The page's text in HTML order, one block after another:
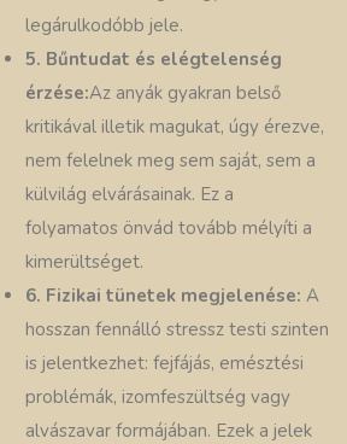
legárulkodóbb jele.
5. Bűntudat és elégtelenség
érzése:Az anyák gyakran belső
kritikával illetik magukat, úgy érezve,
nem felelnek meg sem saját, sem a
külvilág elvárásainak. Ez a
folyamatos önvád tovább mélyíti a
kimerültséget.
6. Fizikai tünetek megjelenése: A
hosszan fennálló stressz testi szinten
is jelentkezhet: fejfájás, emésztési
problémák, izomfeszültség vagy
alvászavar formájában. Ezek a jelek